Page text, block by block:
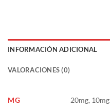
INFORMACIÓN ADICIONAL
VALORACIONES (0)
MG 20mg, 10mg